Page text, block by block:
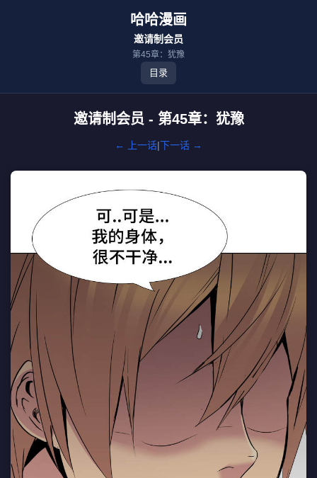
哈哈漫画
邀请制会员
第45章：犹豫
目录
邀请制会员 - 第45章：犹豫
← 上一话|下一话 →